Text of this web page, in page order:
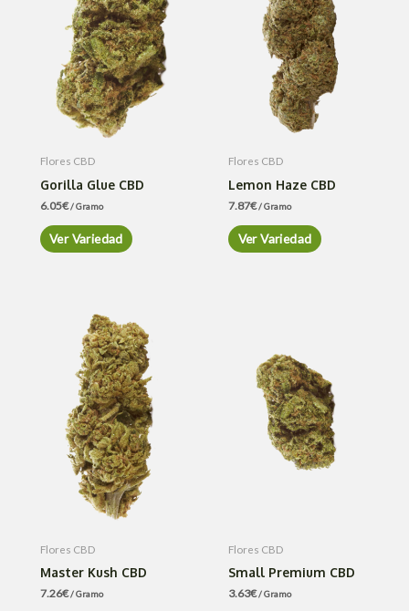
Flores CBD
Gorilla Glue CBD
6.05€/ Gramo
Ver Variedad
Flores CBD
Lemon Haze CBD
7.87€/ Gramo
Ver Variedad
Flores CBD
Master Kush CBD
7.26€/ Gramo
Flores CBD
Small Premium CBD
3.63€/ Gramo